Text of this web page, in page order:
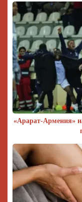
«Арарат‑Армения»